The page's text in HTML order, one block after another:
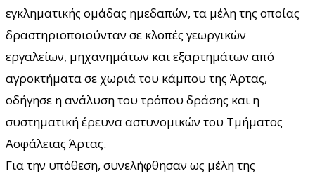
εγκληματικής ομάδας ημεδαπών, τα μέλη της οποίας
δραστηριοποιούνταν σε κλοπές γεωργικών
εργαλείων, μηχανημάτων και εξαρτημάτων από
αγροκτήματα σε χωριά του κάμπου της Άρτας,
οδήγησε η ανάλυση του τρόπου δράσης και η
συστηματική έρευνα αστυνομικών του Τμήματος
Ασφάλειας Άρτας.
Για την υπόθεση, συνελήφθησαν ως μέλη της